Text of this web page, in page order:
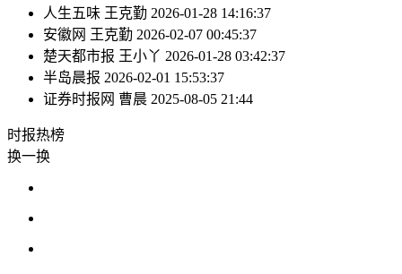
人生五味 王克勤 2026-01-28 14:16:37
安徽网 王克勤 2026-02-07 00:45:37
楚天都市报 王小丫 2026-01-28 03:42:37
半岛晨报 2026-02-01 15:53:37
证券时报网 曹晨 2025-08-05 21:44
时报热榜
换一换